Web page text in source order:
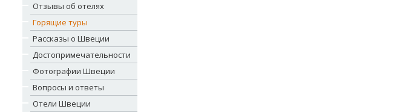
Отзывы об отелях
Горящие туры
Рассказы о Швеции
Достопримечательности
Фотографии Швеции
Вопросы и ответы
Отели Швеции